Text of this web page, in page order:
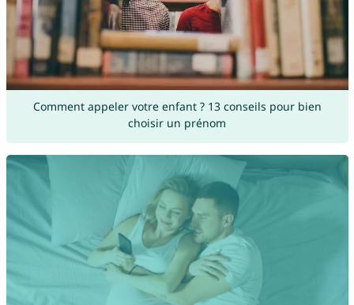
Comment appeler votre enfant ? 13 conseils pour bien
choisir un prénom